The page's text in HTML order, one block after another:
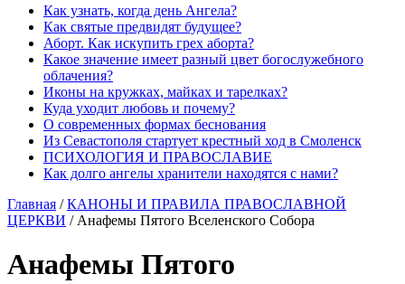
Как узнать, когда день Ангела?
Как святые предвидят будущее?
Аборт. Как искупить грех аборта?
Какое значение имеет разный цвет богослужебного
облачения?
Иконы на кружках, майках и тарелках?
Куда уходит любовь и почему?
О современных формах беснования
Из Севастополя стартует крестный ход в Смоленск
ПСИХОЛОГИЯ И ПРАВОСЛАВИЕ
Как долго ангелы хранители находятся с нами?
Главная /КАНОНЫ И ПРАВИЛА ПРАВОСЛАВНОЙ
ЦЕРКВИ / Анафемы Пятого Вселенского Собора
Анафемы Пятого